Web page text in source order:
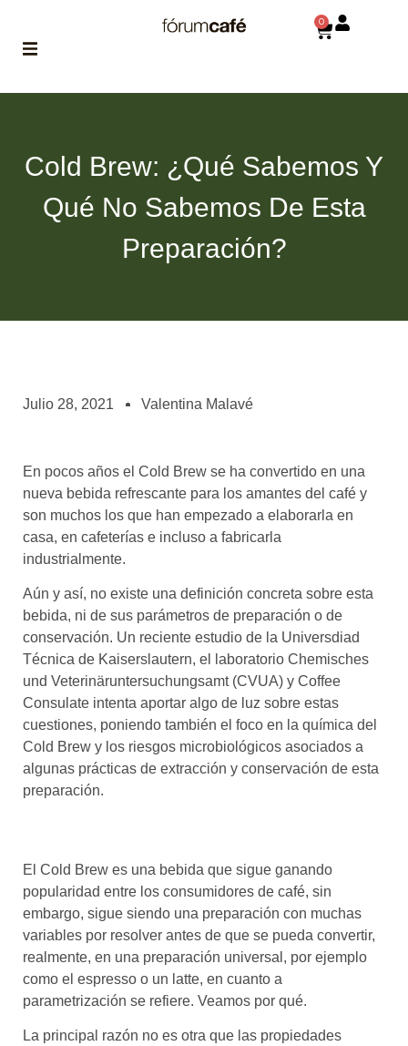
de fórum
asociados
el café siempre tiene
algo nuevo que
enseñarnos
BOLSA DE TRABAJO
¡te imaginas vivir de tu pasión
CONTACTO
¡queremos saber
de ti!
0
Cold Brew: ¿Qué Sabemos Y
Qué No Sabemos De Esta
Preparación?
Julio 28, 2021 Valentina Malavé
En pocos años el Cold Brew se ha convertido en una
nueva bebida refrescante para los amantes del café y
son muchos los que han empezado a elaborarla en
casa, en cafeterías e incluso a fabricarla
industrialmente.
Aún y así, no existe una definición concreta sobre esta
bebida, ni de sus parámetros de preparación o de
conservación. Un reciente estudio de la Universdiad
Técnica de Kaiserslautern, el laboratorio Chemisches
und Veterinäruntersuchungsamt (CVUA) y Coffee
Consulate intenta aportar algo de luz sobre estas
cuestiones, poniendo también el foco en la química del
Cold Brew y los riesgos microbiológicos asociados a
algunas prácticas de extracción y conservación de esta
preparación.
El Cold Brew es una bebida que sigue ganando
popularidad entre los consumidores de café, sin
embargo, sigue siendo una preparación con muchas
variables por resolver antes de que se pueda convertir,
realmente, en una preparación universal, por ejemplo
como el espresso o un latte, en cuanto a
parametrización se refiere. Veamos por qué.
La principal razón no es otra que las propiedades